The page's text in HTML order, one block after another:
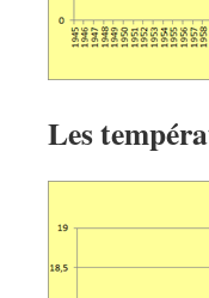
Les